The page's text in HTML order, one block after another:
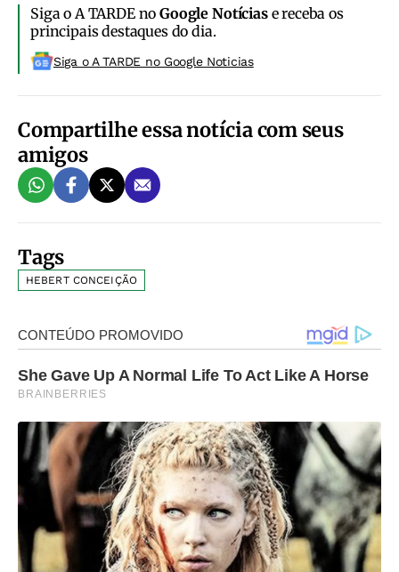
Siga o A TARDE noGoogle Notíciase receba os
principais destaques do dia.
Siga o A TARDE no Google Noticias
Compartilhe essa notícia com seus
amigos
Tags
HEBERT CONCEIÇÃO